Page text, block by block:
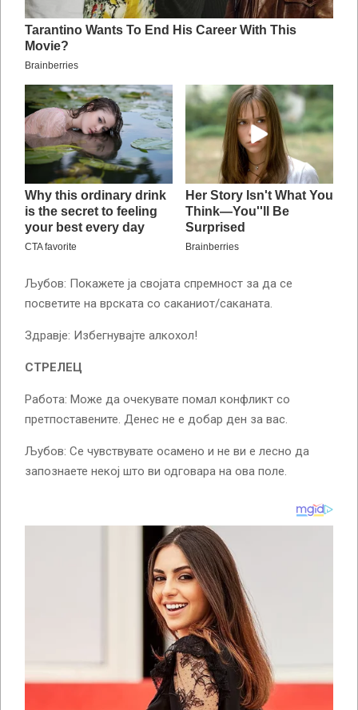
Љубов: Покажете ја својата спремност за да се
посветите на врската со саканиот/саканата.
Здравје: Избегнувајте алкохол!
СТРЕЛЕЦ
Работа: Може да очекувате помал конфликт со
претпоставените. Денес не е добар ден за вас.
Љубов: Се чувствувате осамено и не ви е лесно да
запознаете некој што ви одговара на ова поле.